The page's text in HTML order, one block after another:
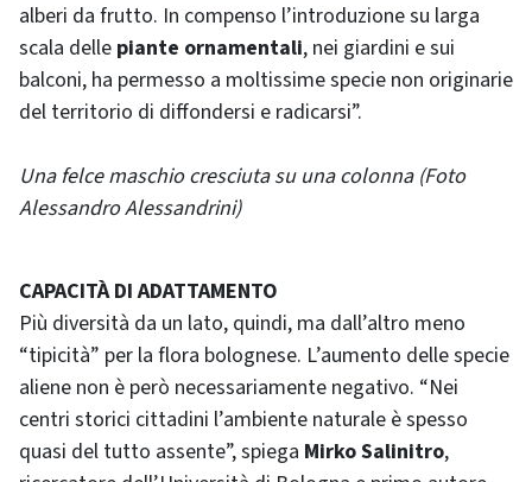
alberi da frutto. In compenso l’introduzione su larga
scala delle piante ornamentali, nei giardini e sui
balconi, ha permesso a moltissime specie non originarie
del territorio di diffondersi e radicarsi”.
Una felce maschio cresciuta su una colonna (Foto
Alessandro Alessandrini)
CAPACITÀ DI ADATTAMENTO
Più diversità da un lato, quindi, ma dall’altro meno
“tipicità” per la flora bolognese. L’aumento delle specie
aliene non è però necessariamente negativo. “Nei
centri storici cittadini l’ambiente naturale è spesso
quasi del tutto assente”, spiega Mirko Salinitro,